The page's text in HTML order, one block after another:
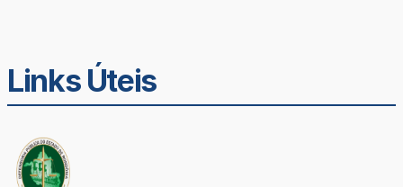
Links Úteis